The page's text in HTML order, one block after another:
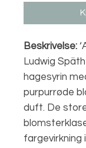
Beskrivelse:
Ludwig
hagesyrin
purpurrøde
duft. De
fargevirkning